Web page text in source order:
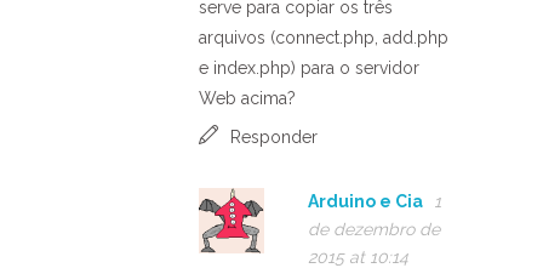
serve para copiar os três
arquivos (connect.php, add.php
e index.php) para o servidor
Web acima?
Responder
Arduino e Cia
1
de dezembro de
2015 at 10:14